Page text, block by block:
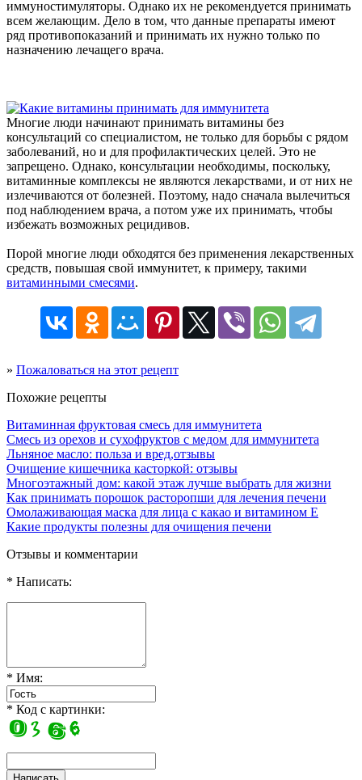
иммуностимуляторы. Однако их не рекомендуется принимать
всем желающим. Дело в том, что данные препараты имеют
ряд противопоказаний и принимать их нужно только по
назначению лечащего врача.
Многие люди начинают принимать витамины без
консультаций со специалистом, не только для борьбы с рядом
заболеваний, но и для профилактических целей. Это не
запрещено. Однако, консультации необходимы, поскольку,
витаминные комплексы не являются лекарствами, и от них не
излечиваются от болезней. Поэтому, надо сначала вылечиться
под наблюдением врача, а потом уже их принимать, чтобы
избежать возможных рецидивов.
Порой многие люди обходятся без применения лекарственных
средств, повышая свой иммунитет, к примеру, такими
витаминными смесями.
» Пожаловаться на этот рецепт
Похожие рецепты
Витаминная фруктовая смесь для иммунитета
Смесь из орехов и сухофруктов с медом для иммунитета
Льняное масло: польза и вред,отзывы
Очищение кишечника касторкой: отзывы
Многоэтажный дом: какой этаж лучше выбрать для жизни
Как принимать порошок расторопши для лечения печени
Омолаживающая маска для лица с какао и витамином Е
Какие продукты полезны для очищения печени
Отзывы и комментарии
* Написать:
* Имя:
* Код с картинки: